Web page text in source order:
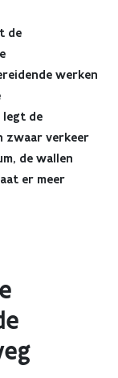
de
werken
legt de
zwaar verkeer
de wallen
er meer